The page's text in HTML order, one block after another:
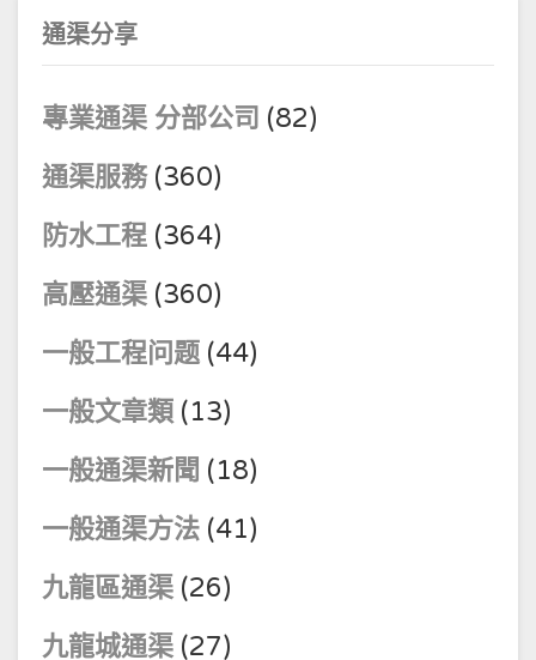
通渠分享
專業通渠 分部公司 (82)
通渠服務 (360)
防水工程 (364)
高壓通渠 (360)
一般工程问题 (44)
一般文章類 (13)
一般通渠新聞 (18)
一般通渠方法 (41)
九龍區通渠 (26)
九龍城通渠 (27)